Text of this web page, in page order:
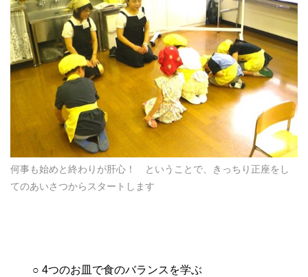
何事も始めと終わりが肝心！ ということで、きっちり正座をし
てのあいさつからスタートします
○ 4つのお皿で食のバランスを学ぶ